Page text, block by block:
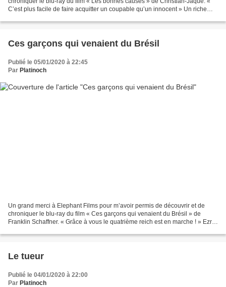
C’est plus facile de faire acquitter un coupable qu’un innocent » Un riche
Ces garçons qui venaient du Brésil
Publié le 05/01/2020 à 22:45
Par Platinoch
Un grand merci à Elephant Films pour m’avoir permis de découvrir et de
chroniquer le blu-ray du film « Ces garçons qui venaient du Brésil » de
Franklin Schaffner. « Grâce à vous le quatrième reich est en marche ! » Ezra
Le tueur
Publié le 04/01/2020 à 22:00
Par Platinoch